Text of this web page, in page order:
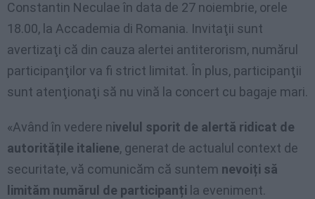
Constantin Neculae în data de 27 noiembrie, orele
18.00, la Accademia di Romania. Invitaţii sunt
avertizaţi că din cauza alertei antiterorism, numărul
participanţilor va fi strict limitat. În plus, participanţii
sunt atenţionaţi să nu vină la concert cu bagaje mari.
«Având în vedere nivelul sporit de alertă ridicat de
autoritățile italiene, generat de actualul context de
securitate, vă comunicăm că suntem nevoiți să
limităm numărul de participanți la eveniment.